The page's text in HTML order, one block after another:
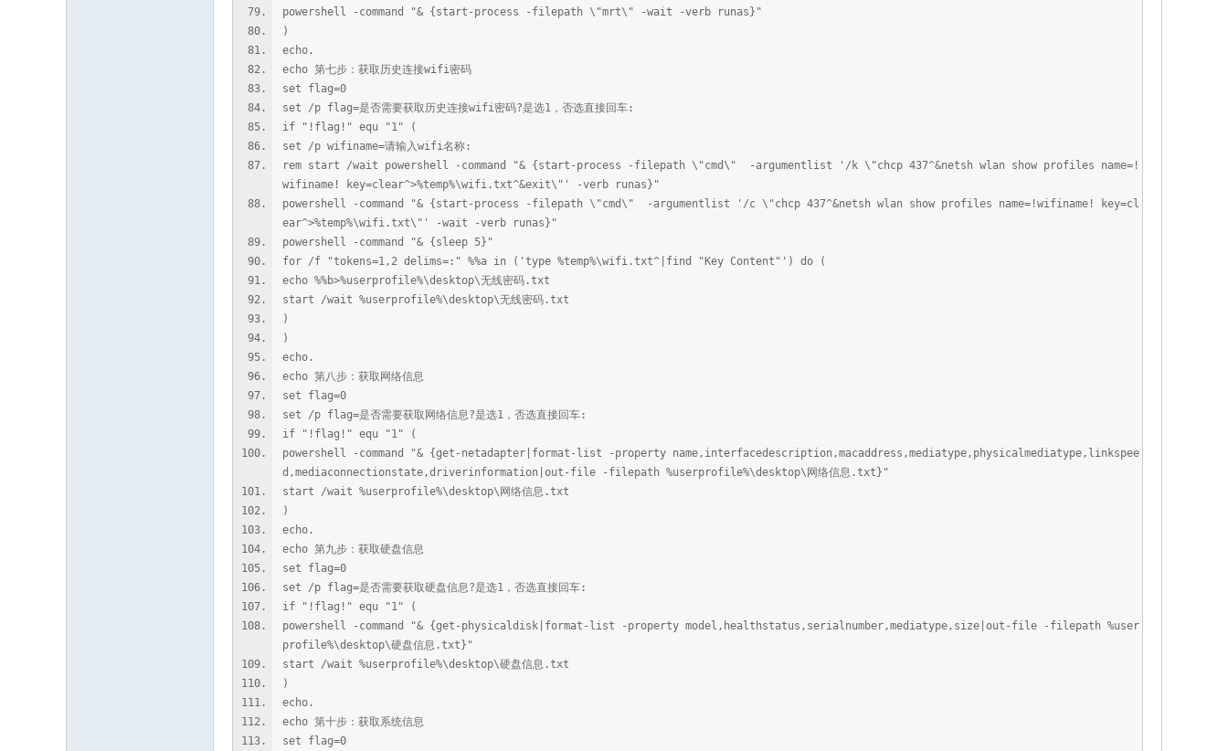
powershell -command "& {start-process -filepath \"mrt\" -wait -verb runas}"
)
echo.
echo 第七步：获取历史连接wifi密码
set flag=0
set /p flag=是否需要获取历史连接wifi密码?是选1，否选直接回车:
if "!flag!" equ "1" (
set /p wifiname=请输入wifi名称:
rem start /wait powershell -command "& {start-process -filepath \"cmd\" -argumentlist '/k \"chcp 437^&netsh wlan show profiles name=!
wifiname! key=clear^>%temp%\wifi.txt^&exit\"' -verb runas}"
powershell -command "& {start-process -filepath \"cmd\" -argumentlist '/c \"chcp 437^&netsh wlan show profiles name=!wifiname! key=cl
ear^>%temp%\wifi.txt\"' -wait -verb runas}"
powershell -command "& {sleep 5}"
for /f "tokens=1,2 delims=:" %%a in ('type %temp%\wifi.txt^|find "Key Content"') do (
echo %%b>%userprofile%\desktop\无线密码.txt
start /wait %userprofile%\desktop\无线密码.txt
)
)
echo.
echo 第八步：获取网络信息
set flag=0
set /p flag=是否需要获取网络信息?是选1，否选直接回车:
if "!flag!" equ "1" (
powershell -command "& {get-netadapter|format-list -property name,interfacedescription,macaddress,mediatype,physicalmediatype,linkspee
d,mediaconnectionstate,driverinformation|out-file -filepath %userprofile%\desktop\网络信息.txt}"
start /wait %userprofile%\desktop\网络信息.txt
)
echo.
echo 第九步：获取硬盘信息
set flag=0
set /p flag=是否需要获取硬盘信息?是选1，否选直接回车:
if "!flag!" equ "1" (
powershell -command "& {get-physicaldisk|format-list -property model,healthstatus,serialnumber,mediatype,size|out-file -filepath %user
profile%\desktop\硬盘信息.txt}"
start /wait %userprofile%\desktop\硬盘信息.txt
)
echo.
echo 第十步：获取系统信息
set flag=0